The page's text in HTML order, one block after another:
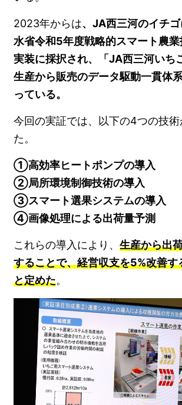
2023年からは、JA西三河のイチ
水省令和5年度戦略的スマート農業
実装に採択され、「JA西三河いち
生産から販売のデータ駆動一貫体
っている。
今回の実証では、以下の4つの技
た。
①高効率ヒートポンプの導入
②局所環境制御技術の導入
③スマート選果システムの導入
④画像処理による出荷量予測
これらの導入により、生産から出
することで、経営収支を5%改善す
と定めた。